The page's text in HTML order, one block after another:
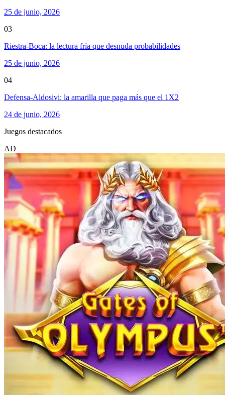
25 de junio, 2026
03
Riestra-Boca: la lectura fría que desnuda probabilidades
25 de junio, 2026
04
Defensa-Aldosivi: la amarilla que paga más que el 1X2
24 de junio, 2026
Juegos destacados
AD